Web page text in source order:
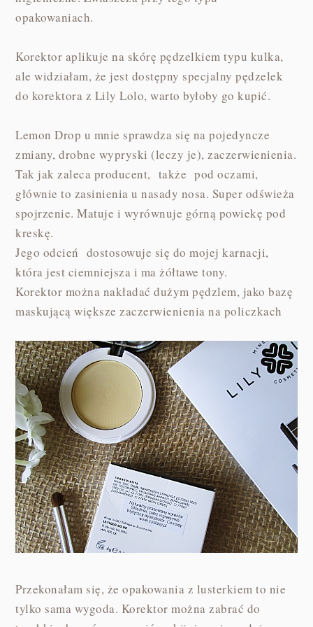
opakowaniach.
Korektor aplikuje na skórę pędzelkiem typu kulka,
ale widziałam, że jest dostępny specjalny pędzelek
do korektora z Lily Lolo, warto byłoby go kupić.
Lemon Drop u mnie sprawdza się na pojedyncze
zmiany, drobne wypryski (leczy je), zaczerwienienia.
Tak jak zaleca producent, także pod oczami,
głównie to zasinienia u nasady nosa. Super odświeża
spojrzenie. Matuje i wyrównuje górną powiekę pod
kreskę.
Jego odcień dostosowuje się do mojej karnacji,
która jest ciemniejsza i ma żółtawe tony.
Korektor można nakładać dużym pędzlem, jako bazę
maskującą większe zaczerwienienia na policzkach
Przekonałam się, że opakowania z lusterkiem to nie
tylko sama wygoda. Korektor można zabrać do